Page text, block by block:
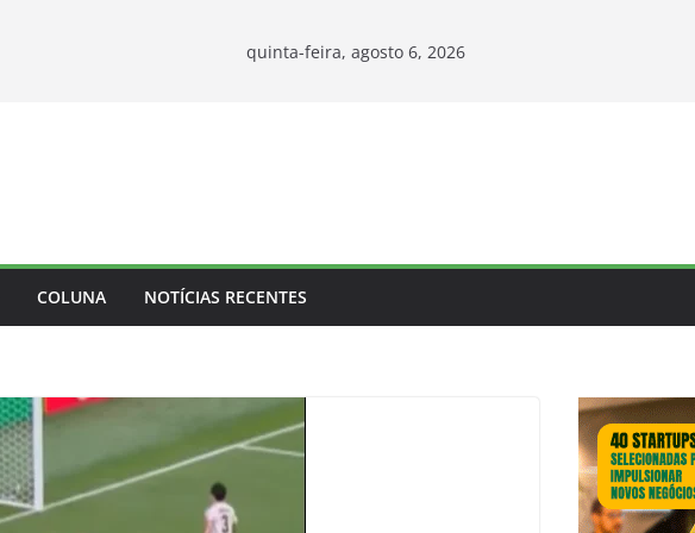
quinta-feira, agosto 6, 2026
COLUNA NOTÍCIAS RECENTES